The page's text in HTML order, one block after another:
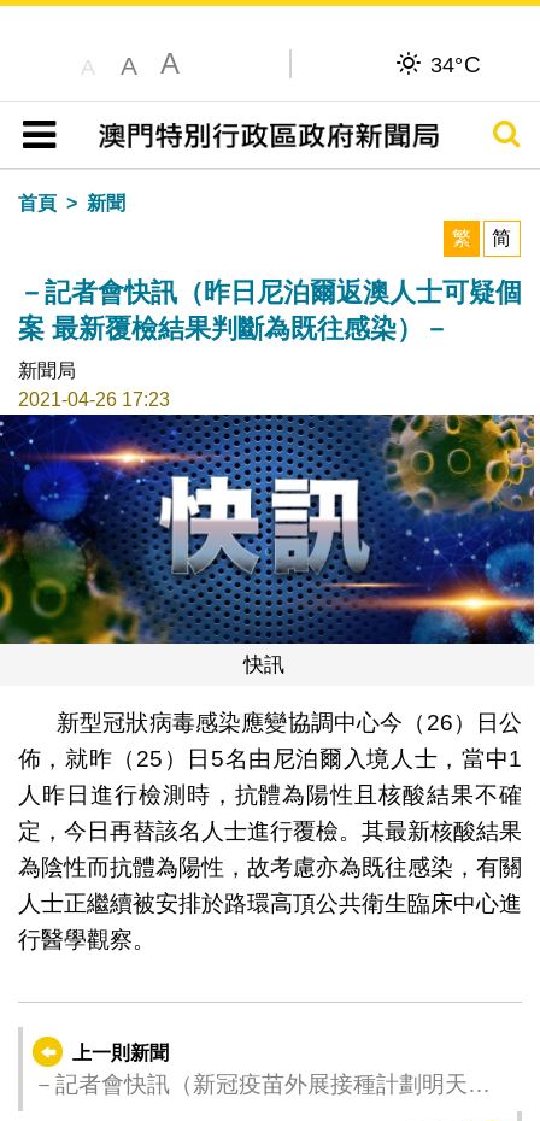
A A A 34°C
目錄
搜尋
首頁
新聞
繁
简
－記者會快訊（昨日尼泊爾返澳人士可疑個
案 最新覆檢結果判斷為既往感染）－
新聞局
2021-04-26 17:23
快訊
新型冠狀病毒感染應變協調中心今（26）日公
佈，就昨（25）日5名由尼泊爾入境人士，當中1
人昨日進行檢測時，抗體為陽性且核酸結果不確
定，今日再替該名人士進行覆檢。其最新核酸結果
為陰性而抗體為陽性，故考慮亦為既往感染，有關
人士正繼續被安排於路環高頂公共衛生臨床中心進
行醫學觀察。
上一則新聞
－記者會快訊（新冠疫苗外展接種計劃明天起